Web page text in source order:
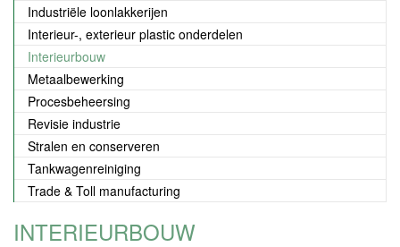
Industriële loonlakkerijen
Interieur-, exterieur plastic onderdelen
Interieurbouw
Metaalbewerking
Procesbeheersing
Revisie industrie
Stralen en conserveren
Tankwagenreiniging
Trade & Toll manufacturing
INTERIEURBOUW